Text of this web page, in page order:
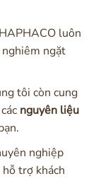
luôn
ngặt
tôi còn cung
nguyên liệu
nghiệp
trợ khách